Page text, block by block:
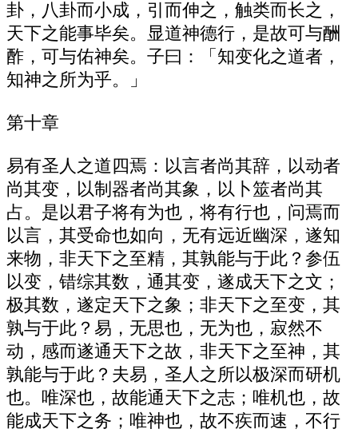
卦，八卦而小成，引而伸之，触类而长之，
天下之能事毕矣。显道神德行，是故可与酬
酢，可与佑神矣。子曰：「知变化之道者，
知神之所为乎。」
第十章
易有圣人之道四焉：以言者尚其辞，以动者
尚其变，以制器者尚其象，以卜筮者尚其
占。是以君子将有为也，将有行也，问焉而
以言，其受命也如向，无有远近幽深，遂知
来物，非天下之至精，其孰能与于此？参伍
以变，错综其数，通其变，遂成天下之文；
极其数，遂定天下之象；非天下之至变，其
孰与于此？易，无思也，无为也，寂然不
动，感而遂通天下之故，非天下之至神，其
孰能与于此？夫易，圣人之所以极深而研机
也。唯深也，故能通天下之志；唯机也，故
能成天下之务；唯神也，故不疾而速，不行